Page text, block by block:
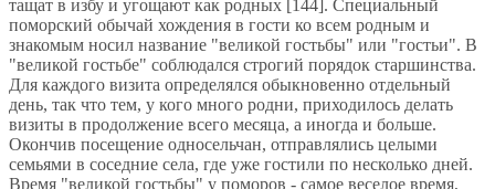
тащат в избу и угощают как родных [144]. Специальный
поморский обычай хождения в гости ко всем родным и
знакомым носил название "великой гостьбы" или "гостьи". В
"великой гостьбе" соблюдался строгий порядок старшинства.
Для каждого визита определялся обыкновенно отдельный
день, так что тем, у кого много родни, приходилось делать
визиты в продолжение всего месяца, а иногда и больше.
Окончив посещение односельчан, отправлялись целыми
семьями в соседние села, где уже гостили по несколько дней.
Время "великой гостьбы" у поморов - самое веселое время,